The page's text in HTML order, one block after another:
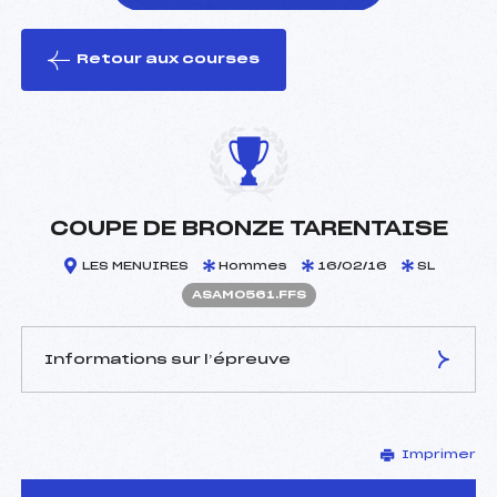
le ski
Retour aux courses
COUPE DE BRONZE TARENTAISE
LES MENUIRES Hommes 16/02/16 SL
ASAM0561.FFS
Informations sur l’épreuve
AUFRERE ANNE FLORE
(SA)
Imprimer